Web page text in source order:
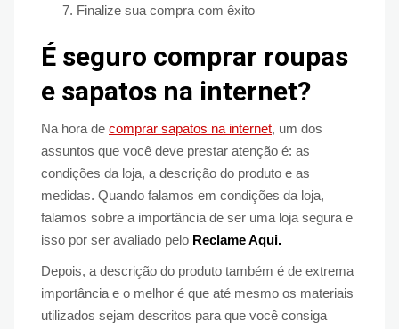
Finalize sua compra com êxito
É seguro comprar roupas
e sapatos na internet?
Na hora de comprar sapatos na internet, um dos
assuntos que você deve prestar atenção é: as
condições da loja, a descrição do produto e as
medidas. Quando falamos em condições da loja,
falamos sobre a importância de ser uma loja segura e
isso por ser avaliado pelo Reclame Aqui.
Depois, a descrição do produto também é de extrema
importância e o melhor é que até mesmo os materiais
utilizados sejam descritos para que você consiga